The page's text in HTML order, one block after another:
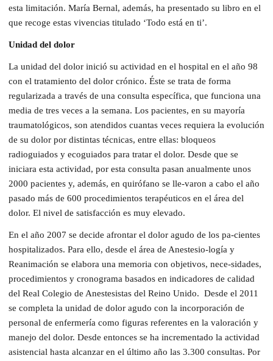
esta limitación. María Bernal, además, ha presentado su libro en el
que recoge estas vivencias titulado ‘Todo está en ti’.
Unidad del dolor
La unidad del dolor inició su actividad en el hospital en el año 98
con el tratamiento del dolor crónico. Éste se trata de forma
regularizada a través de una consulta específica, que funciona una
media de tres veces a la semana. Los pacientes, en su mayoría
traumatológicos, son atendidos cuantas veces requiera la evolución
de su dolor por distintas técnicas, entre ellas: bloqueos
radioguiados y ecoguiados para tratar el dolor. Desde que se
iniciara esta actividad, por esta consulta pasan anualmente unos
2000 pacientes y, además, en quirófano se lle-varon a cabo el año
pasado más de 600 procedimientos terapéuticos en el área del
dolor. El nivel de satisfacción es muy elevado.
En el año 2007 se decide afrontar el dolor agudo de los pa-cientes
hospitalizados. Para ello, desde el área de Anestesio-logía y
Reanimación se elabora una memoria con objetivos, nece-sidades,
procedimientos y cronograma basados en indicadores de calidad
del Real Colegio de Anestesistas del Reino Unido. Desde el 2011
se completa la unidad de dolor agudo con la incorporación de
personal de enfermería como figuras referentes en la valoración y
manejo del dolor. Desde entonces se ha incrementado la actividad
asistencial hasta alcanzar en el último año las 3.300 consultas. Por